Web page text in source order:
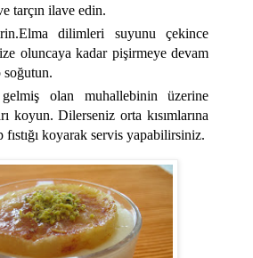
tarçın ilave edin.
dilimleri suyunu çekince
oluncaya kadar pişirmeye devam
soğutun.
gelmiş olan muhallebinin üzerine
koyun. Dilerseniz orta kısımlarına
fıstığı koyarak servis yapabilirsiniz.